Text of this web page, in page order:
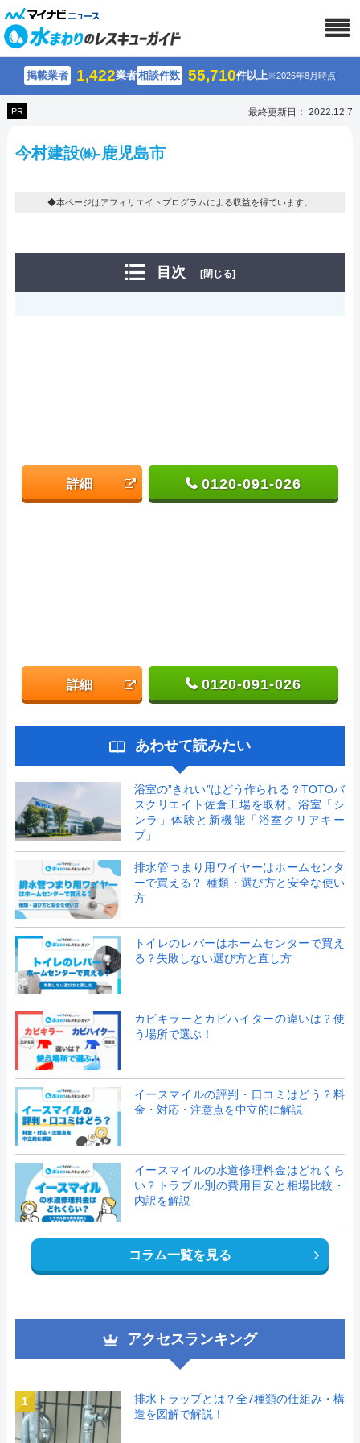
掲載業者 1,422業者相談件数 55,710件以上※2026年8月時点
PR 最終更新日： 2022.12.7
今村建設㈱-鹿児島市
◆本ページはアフィリエイトプログラムによる収益を得ています。
目次 [閉じる]
詳細 0120-091-026
詳細 0120-091-026
あわせて読みたい
浴室の”きれい”はどう作られる？TOTOバ
スクリエイト佐倉工場を取材。浴室「シ
ンラ」体験と新機能「浴室クリアキー
プ」
排水管つまり用ワイヤーはホームセンタ
ーで買える？ 種類・選び方と安全な使い
方
トイレのレバーはホームセンターで買え
る？失敗しない選び方と直し方
カビキラーとカビハイターの違いは？使
う場所で選ぶ！
イースマイルの評判・口コミはどう？料
金・対応・注意点を中立的に解説
イースマイルの水道修理料金はどれくら
い？トラブル別の費用目安と相場比較・
内訳を解説
コラム一覧を見る
アクセスランキング
1
排水トラップとは？全7種類の仕組み・構
造を図解で解説！